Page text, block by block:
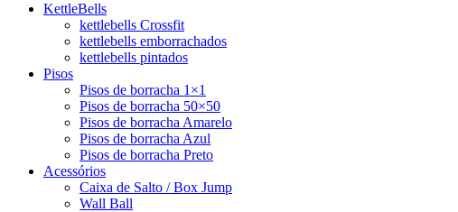
KettleBells
kettlebells Crossfit
kettlebells emborrachados
kettlebells pintados
Pisos
Pisos de borracha 1×1
Pisos de borracha 50×50
Pisos de borracha Amarelo
Pisos de borracha Azul
Pisos de borracha Preto
Acessórios
Caixa de Salto / Box Jump
Wall Ball